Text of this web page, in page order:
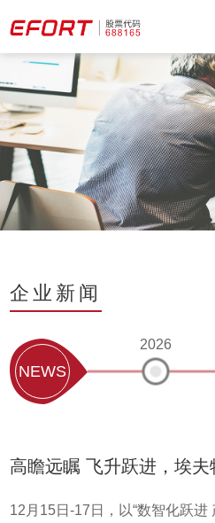
企业新闻
NEWS
2026
12月15日-17日，以“数智化跃进